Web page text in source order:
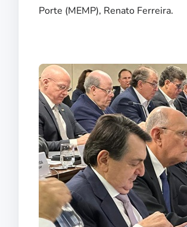
Porte (MEMP), Renato Ferreira.